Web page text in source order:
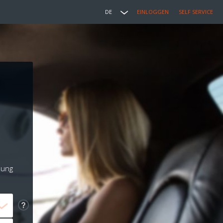
DE EINLOGGEN SELF SERVICE